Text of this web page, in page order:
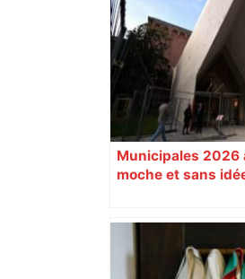
Municipales 2026
moche et sans